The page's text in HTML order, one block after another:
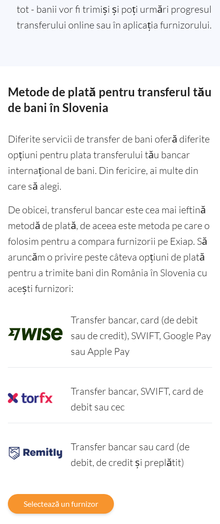
tot - banii vor fi trimiși și poți urmări progresul
transferului online sau în aplicația furnizorului.
Metode de plată pentru transferul tău
de bani în Slovenia
Diferite servicii de transfer de bani oferă diferite
opțiuni pentru plata transferului tău bancar
internațional de bani. Din fericire, ai multe din
care să alegi.
De obicei, transferul bancar este cea mai ieftină
metodă de plată, de aceea este metoda pe care o
folosim pentru a compara furnizorii pe Exiap. Să
aruncăm o privire peste câteva opțiuni de plată
pentru a trimite bani din România în Slovenia cu
acești furnizori:
Transfer bancar, card (de debit
sau de credit), SWIFT, Google Pay
sau Apple Pay
Transfer bancar, SWIFT, card de
debit sau cec
Transfer bancar sau card (de
debit, de credit și preplătit)
Selectează un furnizor